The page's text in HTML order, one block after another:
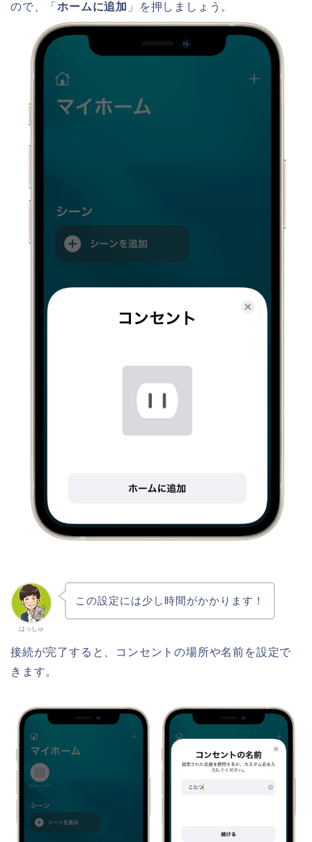
ので、「ホームに追加 」を押しましょう。
はっしゅ
この設定には少し時間がかかります！
接続が完了すると、コンセントの場所や名前を設定で
きます。